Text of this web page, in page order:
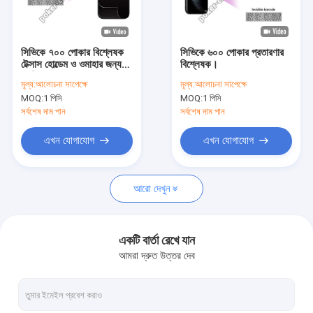
কারখানা ভ্রমণ
মামলা
ইনফ্রারেড কন্টাক্ট লেন্স
সিভিকে ৭০০ পোকার বিশ্লেষক
টেক্সাস হোল্ডেম ও ওমাহার জন্য
মূল্য:আলোচনা সাপেক্ষে
MOQ:1 পিসি
সর্বশেষ দাম পান
এখন যোগাযোগ
সিভিকে ৬০০ পোকার প্রতারণার
বিশ্লেষক।
মূল্য:আলোচনা সাপেক্ষে
MOQ:1 পিসি
সর্বশেষ দাম পান
এখন যোগাযোগ
আরো দেখুন
একটি বার্তা রেখে যান
আমরা দ্রুত উত্তর দেব